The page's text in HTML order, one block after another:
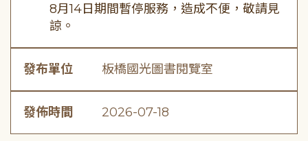
8月14日期間暫停服務，造成不便，敬請見
諒。
發布單位 板橋國光圖書閱覽室
發佈時間 2026-07-18